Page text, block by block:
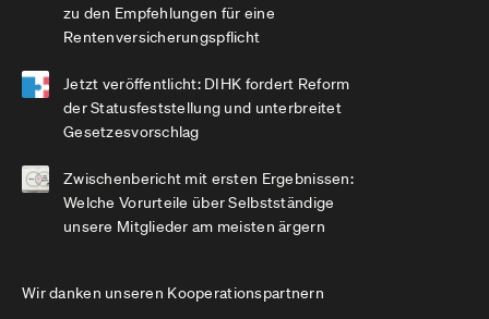
zu den Empfehlungen für eine
Rentenversicherungspflicht
Jetzt veröffentlicht: DIHK fordert Reform
der Statusfeststellung und unterbreitet
Gesetzesvorschlag
Zwischenbericht mit ersten Ergebnissen:
Welche Vorurteile über Selbstständige
unsere Mitglieder am meisten ärgern
Wir danken unseren Kooperationspartnern